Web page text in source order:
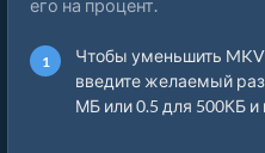
его на процент.
Чтобы уменьшить
введите желаемый
МБ или 0.5 для 500КБ